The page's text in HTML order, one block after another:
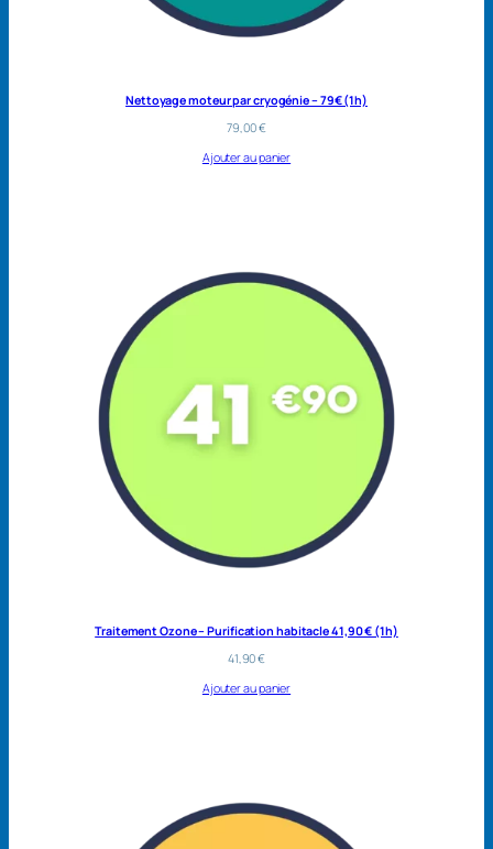
Nettoyage moteur par cryogénie – 79€ (1h)
79,00€
Ajouter au panier
Traitement Ozone – Purification habitacle 41,90 € (1h)
41,90€
Ajouter au panier